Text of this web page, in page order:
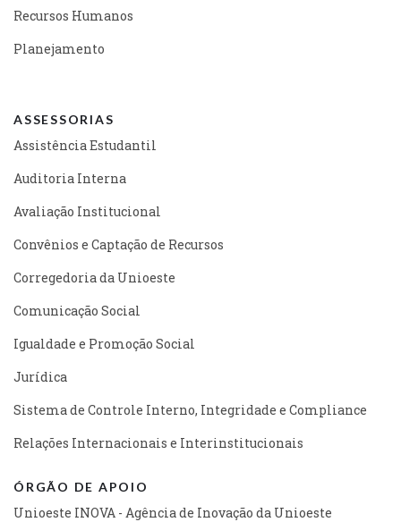
Recursos Humanos
Planejamento
ASSESSORIAS
Assistência Estudantil
Auditoria Interna
Avaliação Institucional
Convênios e Captação de Recursos
Corregedoria da Unioeste
Comunicação Social
Igualdade e Promoção Social
Jurídica
Sistema de Controle Interno, Integridade e Compliance
Relações Internacionais e Interinstitucionais
ÓRGÃO DE APOIO
Unioeste INOVA - Agência de Inovação da Unioeste